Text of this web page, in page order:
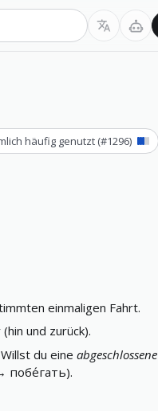
häufig genutzt (#1296)
einmaligen Fahrt.
und zurück).
du eine abgeschlossene
побе́гать).